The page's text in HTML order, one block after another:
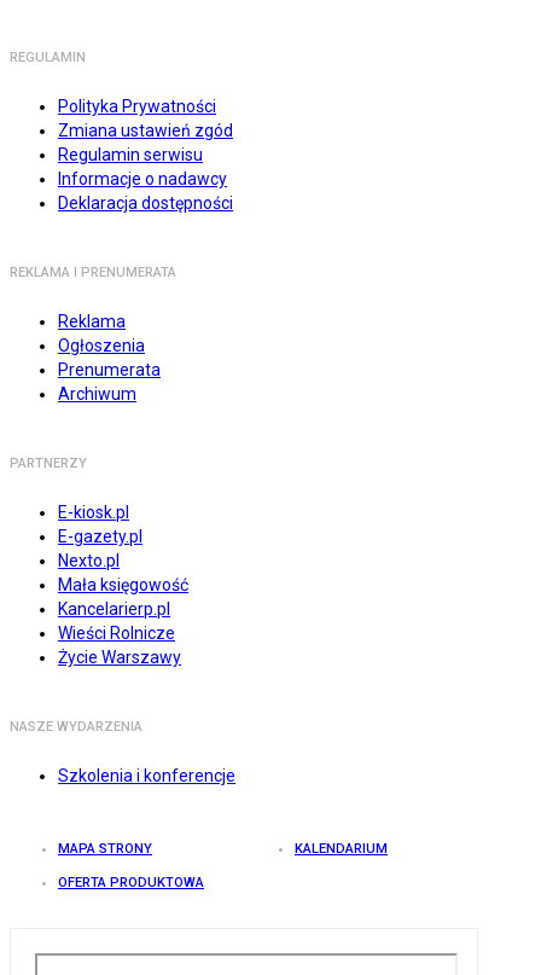
REGULAMIN
Polityka Prywatności
Zmiana ustawień zgód
Regulamin serwisu
Informacje o nadawcy
Deklaracja dostępności
REKLAMA I PRENUMERATA
Reklama
Ogłoszenia
Prenumerata
Archiwum
PARTNERZY
E-kiosk.pl
E-gazety.pl
Nexto.pl
Mała księgowość
Kancelarierp.pl
Wieści Rolnicze
Życie Warszawy
NASZE WYDARZENIA
Szkolenia i konferencje
MAPA STRONY KALENDARIUM
OFERTA PRODUKTOWA